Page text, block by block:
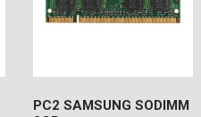
PC2 SAMSUNG SODIMM